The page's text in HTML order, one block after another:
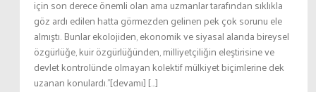
için son derece önemli olan ama uzmanlar tarafından sıklıkla
göz ardı edilen hatta görmezden gelinen pek çok sorunu ele
almıştı. Bunlar ekolojiden, ekonomik ve siyasal alanda bireysel
özgürlüğe, kuir özgürlüğünden, milliyetçiliğin eleştirisine ve
devlet kontrolünde olmayan kolektif mülkiyet biçimlerine dek
uzanan konulardı.”[devamı] […]